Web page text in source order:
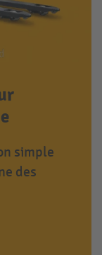
simple
des